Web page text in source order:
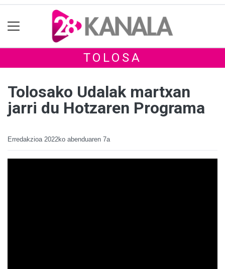
TOLOSA
Tolosako Udalak martxan
jarri du Hotzaren Programa
Erredakzioa 2022ko abenduaren 7a